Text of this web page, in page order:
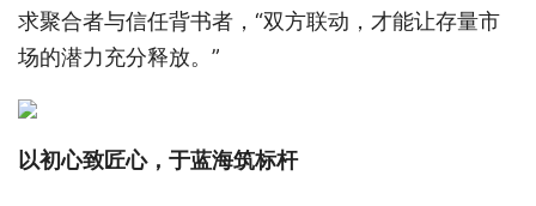
求聚合者与信任背书者，“双方联动，才能让存量市
场的潜力充分释放。”
以初心致匠心，于蓝海筑标杆